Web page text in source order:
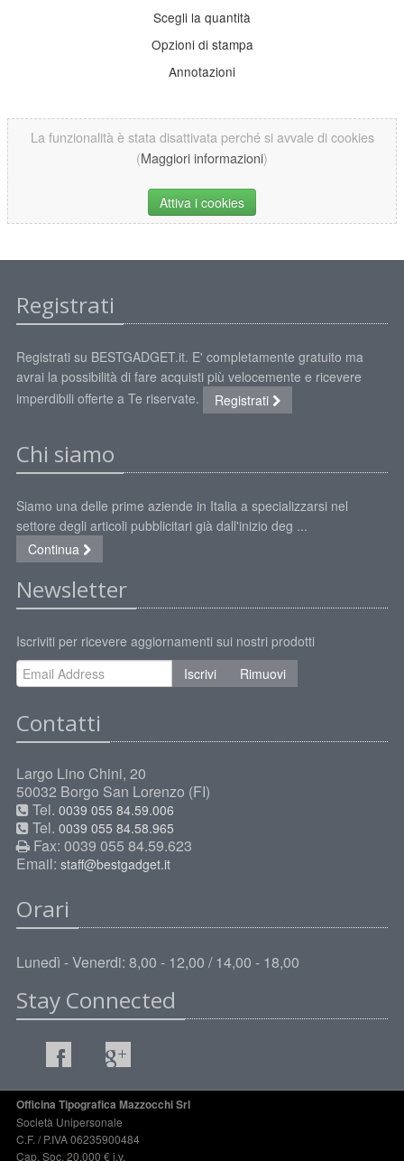
Scegli la quantità
Opzioni di stampa
Annotazioni
La funzionalità è stata disattivata perché si avvale di cookies
(Maggiori informazioni)
Attiva i cookies
Registrati
Registrati su BESTGADGET.it. E' completamente gratuito ma
avrai la possibilità di fare acquisti più velocemente e ricevere
imperdibili offerte a Te riservate.
Registrati
Chi siamo
Siamo una delle prime aziende in Italia a specializzarsi nel
settore degli articoli pubblicitari già dall'inizio deg ...
Continua
Newsletter
Iscriviti per ricevere aggiornamenti sui nostri prodotti
Iscrivi
Rimuovi
Contatti
Largo Lino Chini, 20
50032 Borgo San Lorenzo (FI)
Tel. 0039 055 84.59.006
Tel. 0039 055 84.58.965
Fax: 0039 055 84.59.623
Email: staff@bestgadget.it
Orari
Lunedì - Venerdi: 8,00 - 12,00 / 14,00 - 18,00
Stay Connected
Officina Tipografica Mazzocchi Srl
Società Unipersonale
C.F. / P.IVA 06235900484
Cap. Soc. 20.000 € i.v.